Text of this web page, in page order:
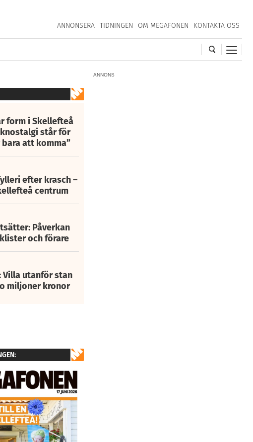
ANNONSERA TIDNINGEN OM MEGAFONEN KONTAKTA OSS
ANNONS
form i Skellefteå
står för
att komma”
efter krasch –
centrum
Påverkan
och förare
Villa utanför stan
miljoner kronor